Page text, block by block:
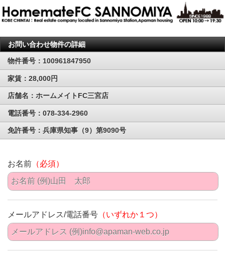
お問い合わせ物件の詳細
物件番号：100961847950
家賃：28,000円
店舗名：ホームメイトFC三宮店
電話番号：078-334-2960
免許番号：兵庫県知事（9）第9090号
お名前 （必須）
メールアドレス/電話番号 （いずれか１つ）